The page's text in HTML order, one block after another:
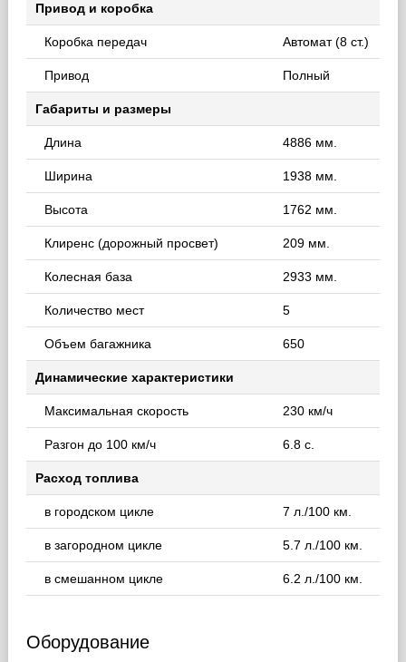
Привод и коробка
Коробка передач Автомат (8 ст.)
Привод Полный
Габариты и размеры
Длина 4886 мм.
Ширина 1938 мм.
Высота 1762 мм.
Клиренс (дорожный просвет) 209 мм.
Колесная база 2933 мм.
Количество мест 5
Объем багажника 650
Динамические характеристики
Максимальная скорость 230 км/ч
Разгон до 100 км/ч 6.8 с.
Расход топлива
в городском цикле 7 л./100 км.
в загородном цикле 5.7 л./100 км.
в смешанном цикле 6.2 л./100 км.
Оборудование